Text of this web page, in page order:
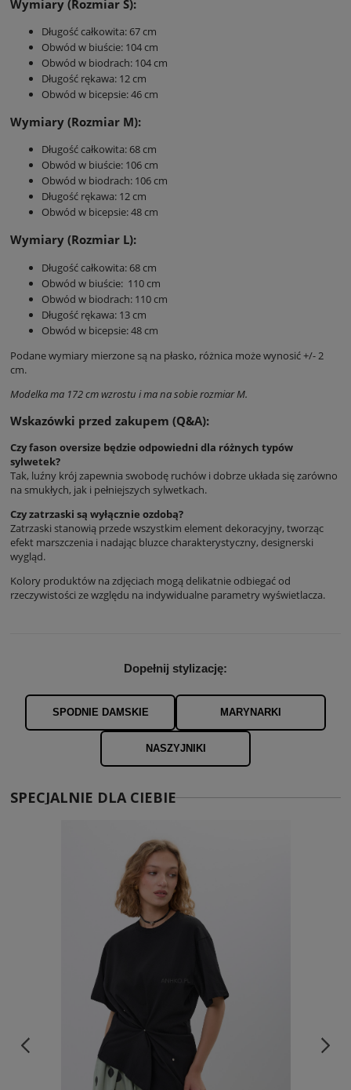
Wymiary (Rozmiar S):
Długość całkowita: 67 cm
Obwód w biuście: 104 cm
Obwód w biodrach: 104 cm
Długość rękawa: 12 cm
Obwód w bicepsie: 46 cm
Wymiary (Rozmiar M):
Długość całkowita: 68 cm
Obwód w biuście: 106 cm
Obwód w biodrach: 106 cm
Długość rękawa: 12 cm
Obwód w bicepsie: 48 cm
Wymiary (Rozmiar L):
Długość całkowita: 68 cm
Obwód w biuście: 110 cm
Obwód w biodrach: 110 cm
Długość rękawa: 13 cm
Obwód w bicepsie: 48 cm
Podane wymiary mierzone są na płasko, różnica może wynosić +/- 2
cm.
Modelka ma 172 cm wzrostu i ma na sobie rozmiar M.
Wskazówki przed zakupem (Q&A):
Czy fason oversize będzie odpowiedni dla różnych typów
sylwetek?
Tak, luźny krój zapewnia swobodę ruchów i dobrze układa się zarówno
na smukłych, jak i pełniejszych sylwetkach.
Czy zatrzaski są wyłącznie ozdobą?
Zatrzaski stanowią przede wszystkim element dekoracyjny, tworząc
efekt marszczenia i nadając bluzce charakterystyczny, designerski
wygląd.
Kolory produktów na zdjęciach mogą delikatnie odbiegać od
rzeczywistości ze względu na indywidualne parametry wyświetlacza.
Dopełnij stylizację:
SPODNIE DAMSKIE MARYNARKI
NASZYJNIKI